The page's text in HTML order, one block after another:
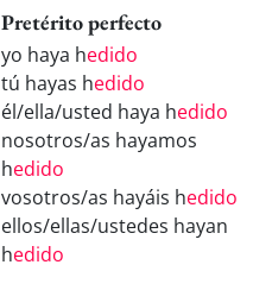
Pretérito perfecto
yo haya hedido
tú hayas hedido
él/ella/usted haya hedido
nosotros/as hayamos
hedido
vosotros/as hayáis hedido
ellos/ellas/ustedes hayan
hedido